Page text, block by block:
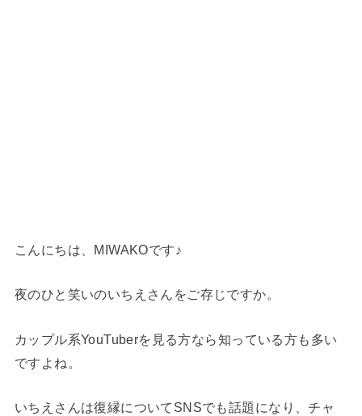
こんにちは、MIWAKOです♪
夜のひと笑いのいちえさんをご存じですか。
カップル系YouTuberを見る方なら知っている方も多い
ですよね。
いちえさんは復縁についてSNSでも話題になり、チャ